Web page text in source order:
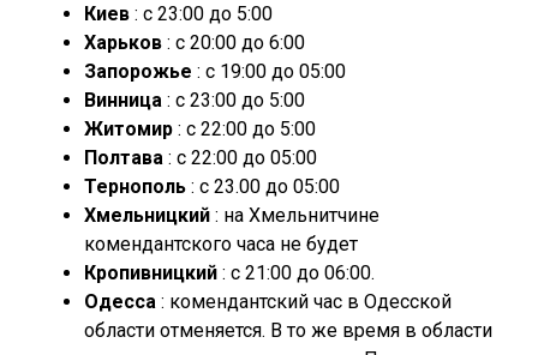
Киев : с 23:00 до 5:00
Харьков : с 20:00 до 6:00
Запорожье : с 19:00 до 05:00
Винница : с 23:00 до 5:00
Житомир : с 22:00 до 5:00
Полтава : с 22:00 до 05:00
Тернополь : с 23.00 до 05:00
Хмельницкий : на Хмельнитчине
комендантского часа не будет
Кропивницкий : с 21:00 до 06:00.
Одесса : комендантский час в Одесской
области отменяется. В то же время в области